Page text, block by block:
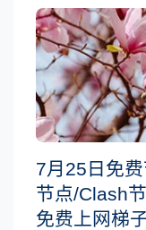
7月25日免
节点/Clash
免费上网梯